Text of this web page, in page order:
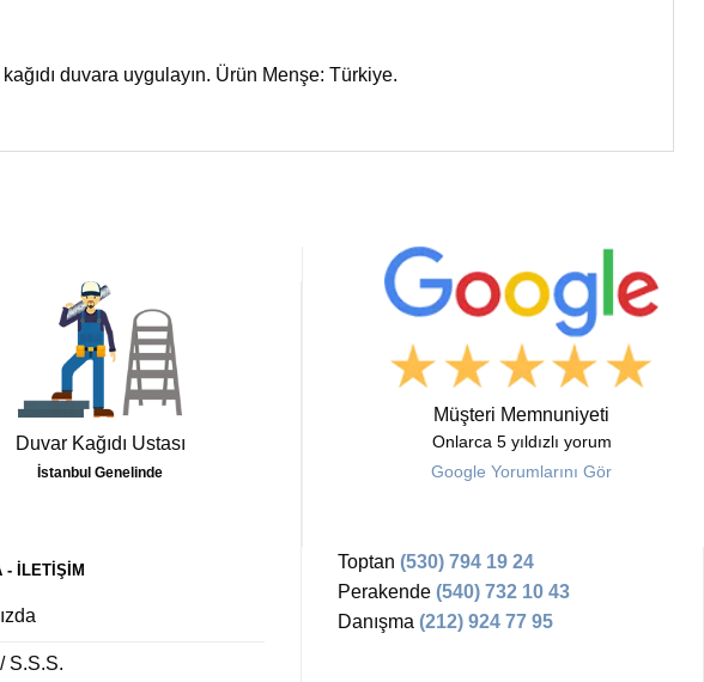
kağıdı duvara uygulayın. Ürün Menşe: Türkiye.
Duvar Kağıdı Ustası
İstanbul Genelinde
Müşteri Memnuniyeti
Onlarca 5 yıldızlı yorum
Google Yorumlarını Gör
- ILETIŞIM
S.S.S.
Toptan (530) 794 19 24
Perakende (540) 732 10 43
Danışma (212) 924 77 95